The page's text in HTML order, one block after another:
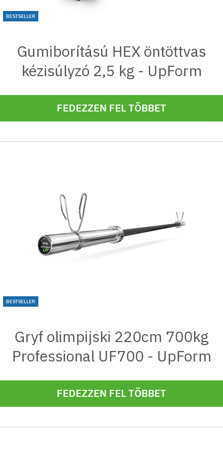
BESTSELLER
Gumiborítású HEX öntöttvas
kézisúlyzó 2,5 kg - UpForm
FEDEZZEN FEL TÖBBET
BESTSELLER
Gryf olimpijski 220cm 700kg
Professional UF700 - UpForm
FEDEZZEN FEL TÖBBET